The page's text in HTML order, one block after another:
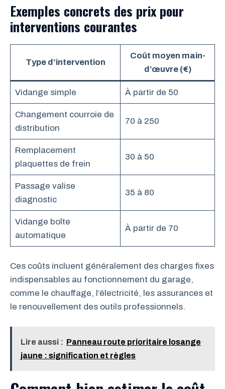
Exemples concrets des prix pour
interventions courantes
Type d’intervention
Coût moyen main-
d’œuvre (€)
Vidange simple À partir de 50
Changement courroie de
distribution
70 à 250
Remplacement
plaquettes de frein
30 à 50
Passage valise
diagnostic
35 à 80
Vidange boîte
automatique
À partir de 70
Ces coûts incluent généralement des charges fixes
indispensables au fonctionnement du garage,
comme le chauffage, l’électricité, les assurances et
le renouvellement des outils professionnels.
Lire aussi : Panneau route prioritaire losange
jaune : signification et règles